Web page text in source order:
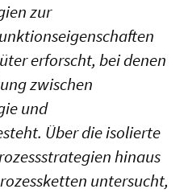
zur
erforscht, bei denen
zwischen
und
Über die isolierte
hinaus
untersucht,